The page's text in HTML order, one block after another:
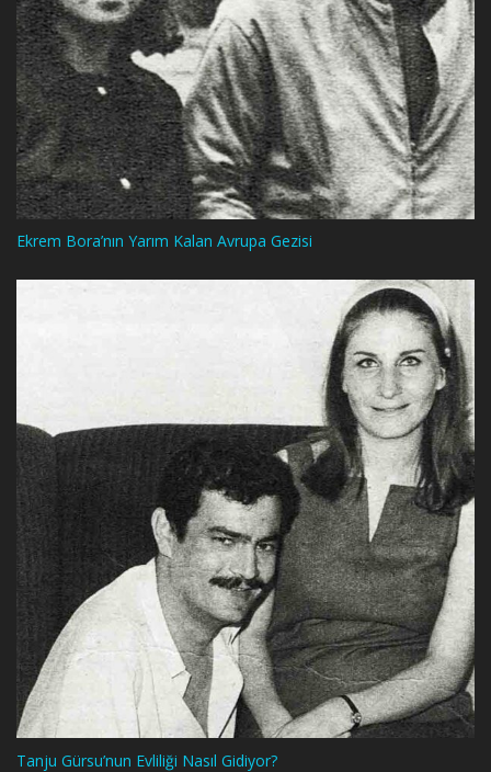
Ekrem Bora’nın Yarım Kalan Avrupa Gezisi
Tanju Gürsu’nun Evliliği Nasıl Gidiyor?